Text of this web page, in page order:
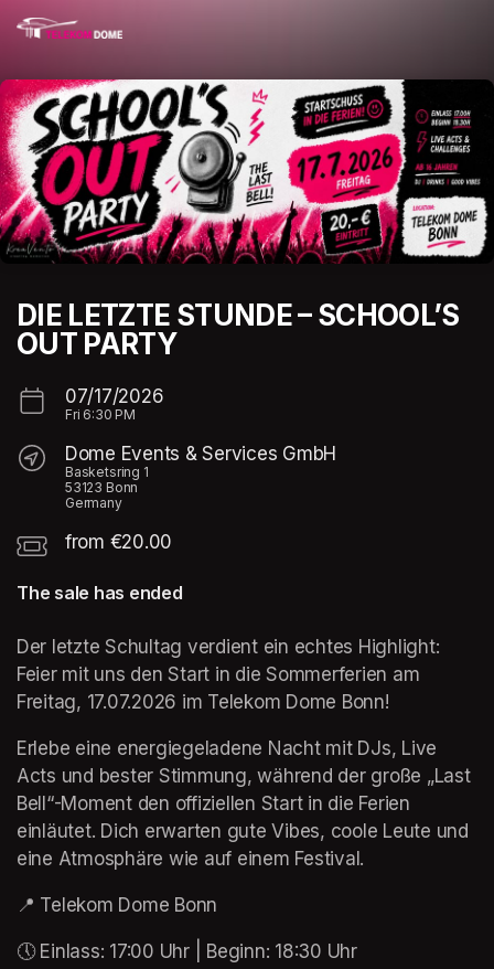
Skip header
DIE LETZTE STUNDE – SCHOOL’S
OUT PARTY
07/17/2026
Fri 6:30 PM
Dome Events & Services GmbH
Basketsring 1
53123 Bonn
Germany
from €20.00
The sale has ended
Der letzte Schultag verdient ein echtes Highlight:
Feier mit uns den Start in die Sommerferien am
Freitag, 17.07.2026 im Telekom Dome Bonn!
Erlebe eine energiegeladene Nacht mit DJs, Live
Acts und bester Stimmung, während der große „Last
Bell“-Moment den offiziellen Start in die Ferien
einläutet. Dich erwarten gute Vibes, coole Leute und
eine Atmosphäre wie auf einem Festival.
📍 Telekom Dome Bonn
🕔 Einlass: 17:00 Uhr | Beginn: 18:30 Uhr